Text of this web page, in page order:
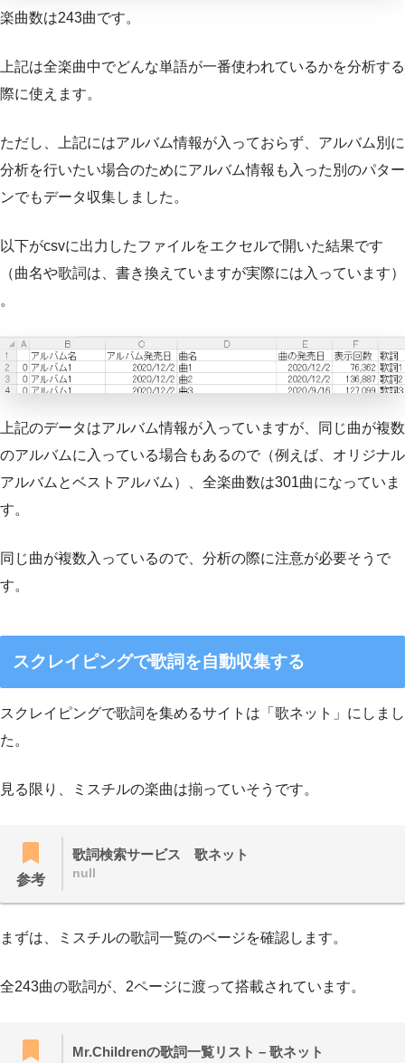
楽曲数は243曲です。
上記は全楽曲中でどんな単語が一番使われているかを分析する
際に使えます。
ただし、上記にはアルバム情報が入っておらず、アルバム別に
分析を行いたい場合のためにアルバム情報も入った別のパター
ンでもデータ収集しました。
以下がcsvに出力したファイルをエクセルで開いた結果です
（曲名や歌詞は、書き換えていますが実際には入っています）
。
上記のデータはアルバム情報が入っていますが、同じ曲が複数
のアルバムに入っている場合もあるので（例えば、オリジナル
アルバムとベストアルバム）、全楽曲数は301曲になっていま
す。
同じ曲が複数入っているので、分析の際に注意が必要そうで
す。
スクレイピングで歌詞を自動収集する
スクレイピングで歌詞を集めるサイトは「歌ネット」にしまし
た。
見る限り、ミスチルの楽曲は揃っていそうです。
参考
歌詞検索サービス 歌ネット
null
まずは、ミスチルの歌詞一覧のページを確認します。
全243曲の歌詞が、2ページに渡って搭載されています。
Mr.Childrenの歌詞一覧リスト – 歌ネット